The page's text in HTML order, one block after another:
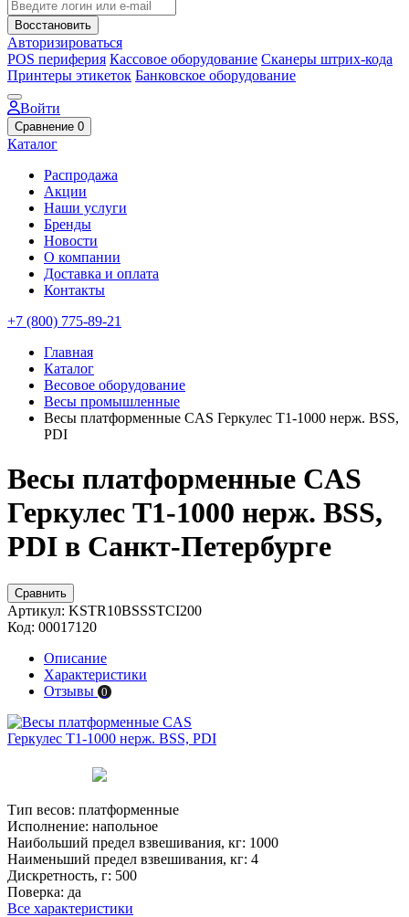
Восстановить
Авторизироваться
POS периферия Кассовое оборудование Сканеры штрих-кода
Принтеры этикеток Банковское оборудование
Войти
Сравнение 0
Каталог
Распродажа
Акции
Наши услуги
Бренды
Новости
О компании
Доставка и оплата
Контакты
+7 (800) 775-89-21
Главная
Каталог
Весовое оборудование
Весы промышленные
Весы платформенные CAS Геркулес T1-1000 нерж. BSS,
PDI
Весы платформенные CAS
Геркулес T1-1000 нерж. BSS,
PDI в Санкт-Петербурге
Сравнить
Артикул: KSTR10BSSSTCI200
Код: 00017120
Описание
Характеристики
Отзывы 0
Тип весов: платформенные
Исполнение: напольное
Наибольший предел взвешивания, кг: 1000
Наименьший предел взвешивания, кг: 4
Дискретность, г: 500
Поверка: да
Все характеристики